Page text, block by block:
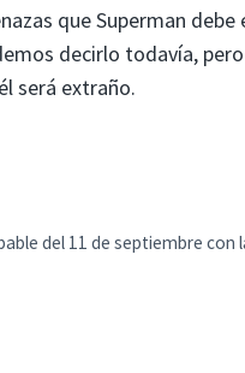
que Superman
decirlo todavía,
será extraño.
del 11 de septiembre con